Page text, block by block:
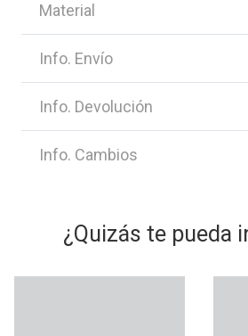
Material
Info. Envío
Info. Devolución
Info. Cambios
¿Quizás te pueda